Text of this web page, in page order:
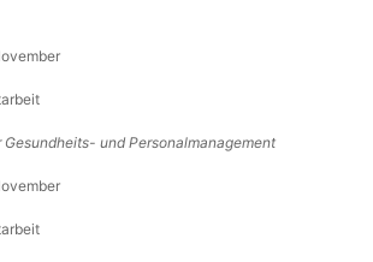
und Personalmanagement